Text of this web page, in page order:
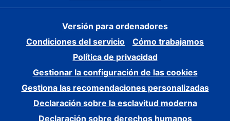
Versión para ordenadores
Condiciones del servicio
Cómo trabajamos
Política de privacidad
Gestionar la configuración de las cookies
Gestiona las recomendaciones personalizadas
Declaración sobre la esclavitud moderna
Declaración sobre derechos humanos